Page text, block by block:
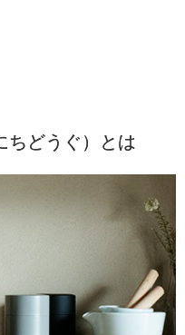
ちどうぐ）とは